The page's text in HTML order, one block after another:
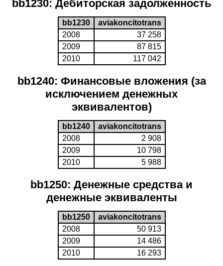
bb1230: Дебиторская задолженность
bb1230
aviakoncitotrans
2008
37 258
2009
87 815
2010
117 042
bb1240: Финансовые вложения (за
исключением денежных
эквивалентов)
bb1240
aviakoncitotrans
2008
2 908
2009
10 798
2010
5 988
bb1250: Денежные средства и
денежные эквиваленты
bb1250
aviakoncitotrans
2008
50 913
2009
14 486
2010
16 293